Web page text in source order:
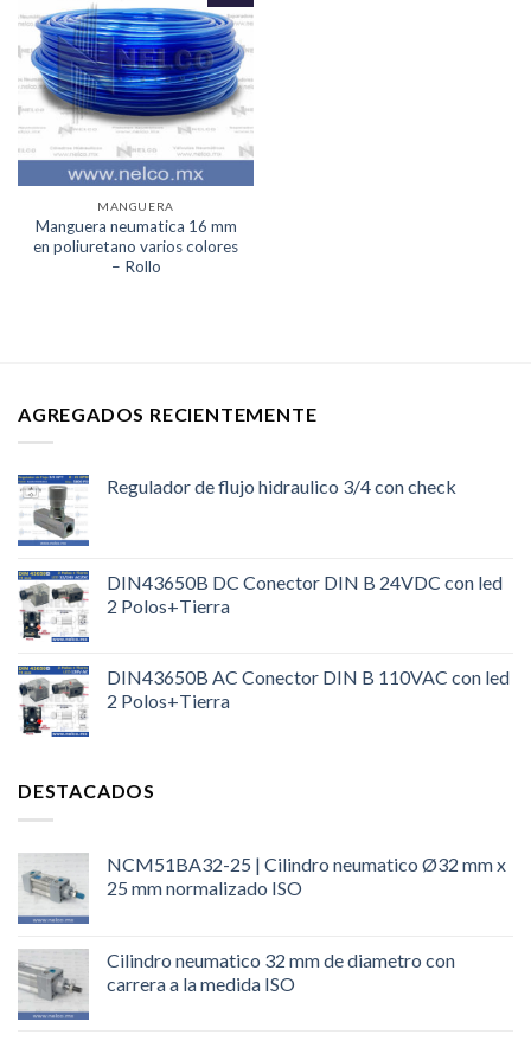
Agregar
a la
Lista de
deseos
MANGUERA
Manguera neumatica 16 mm
en poliuretano varios colores
– Rollo
AGREGADOS RECIENTEMENTE
Regulador de flujo hidraulico 3/4 con check
DIN43650B DC Conector DIN B 24VDC con led
2 Polos+Tierra
DIN43650B AC Conector DIN B 110VAC con led
2 Polos+Tierra
DESTACADOS
NCM51BA32-25 | Cilindro neumatico Ø32 mm x
25 mm normalizado ISO
Cilindro neumatico 32 mm de diametro con
carrera a la medida ISO